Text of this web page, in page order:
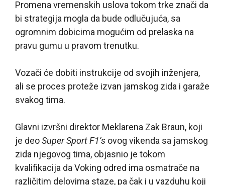
Promena vremenskih uslova tokom trke znači da
bi strategija mogla da bude odlučujuća, sa
ogromnim dobicima mogućim od prelaska na
pravu gumu u pravom trenutku.
Vozači će dobiti instrukcije od svojih inženjera,
ali se proces proteže izvan jamskog zida i garaže
svakog tima.
Glavni izvršni direktor Meklarena Zak Braun, koji
je deoSuper Sport F1’s ovog vikenda sa jamskog
zida njegovog tima, objasnio je tokom
kvalifikacija da Voking odred ima osmatrače na
različitim delovima staze, pa čak i u vazduhu koji